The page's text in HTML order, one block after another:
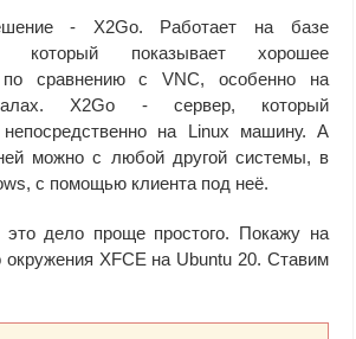
- X2Go. Работает на базе
который показывает хорошее
по сравнению с VNC, особенно на
X2Go - сервер, который
непосредственно на Linux машину. А
можно с любой другой системы, в
с помощью клиента под неё.
это дело проще простого. Покажу на
окружения XFCE на Ubuntu 20. Ставим